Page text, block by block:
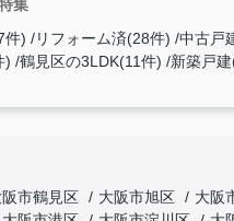
集
件) リフォーム済(28件) 中古戸
) 鶴見区の3LDK(11件) 新築戸
阪市鶴見区 大阪市旭区
大阪